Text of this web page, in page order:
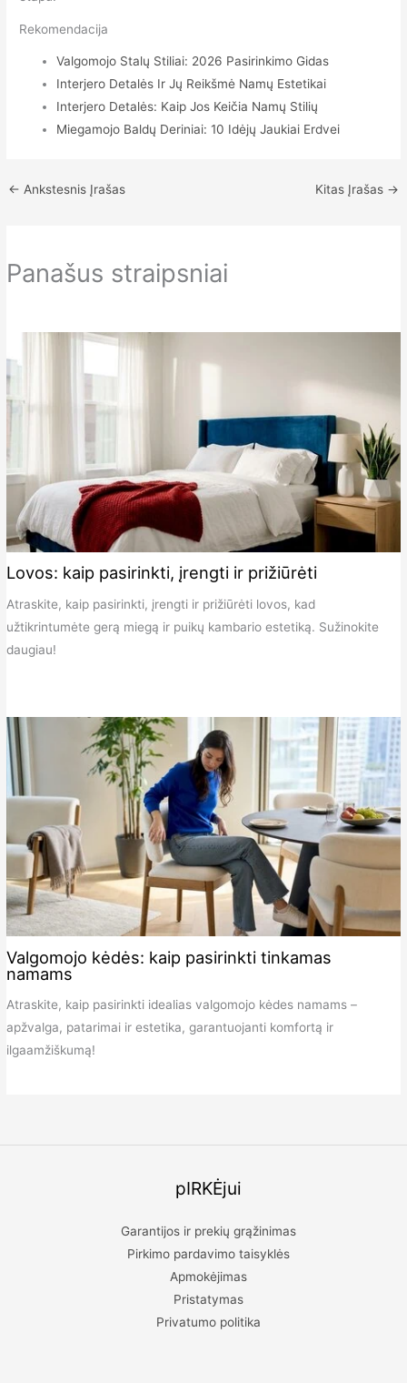
Rekomendacija
Valgomojo Stalų Stiliai: 2026 Pasirinkimo Gidas
Interjero Detalės Ir Jų Reikšmė Namų Estetikai
Interjero Detalės: Kaip Jos Keičia Namų Stilių
Miegamojo Baldų Deriniai: 10 Idėjų Jaukiai Erdvei
← Ankstesnis Įrašas Kitas Įrašas →
Panašus straipsniai
Lovos: kaip pasirinkti, įrengti ir prižiūrėti
Atraskite, kaip pasirinkti, įrengti ir prižiūrėti lovos, kad
užtikrintumėte gerą miegą ir puikų kambario estetiką. Sužinokite
daugiau!
Valgomojo kėdės: kaip pasirinkti tinkamas
namams
Atraskite, kaip pasirinkti idealias valgomojo kėdes namams –
apžvalga, patarimai ir estetika, garantuojanti komfortą ir
ilgaamžiškumą!
pIRKĖjui
Garantijos ir prekių grąžinimas
Pirkimo pardavimo taisyklės
Apmokėjimas
Pristatymas
Privatumo politika